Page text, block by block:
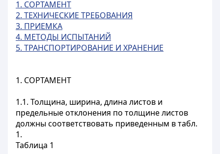
1. СОРТАМЕНТ
2. ТЕХНИЧЕСКИЕ ТРЕБОВАНИЯ
3. ПРИЕМКА
4. МЕТОДЫ ИСПЫТАНИЙ
5. ТРАНСПОРТИРОВАНИЕ И ХРАНЕНИЕ
1. СОРТАМЕНТ
1.1. Толщина, ширина, длина листов и
предельные отклонения по толщине листов
должны соответствовать приведенным в табл.
1.
Таблица 1